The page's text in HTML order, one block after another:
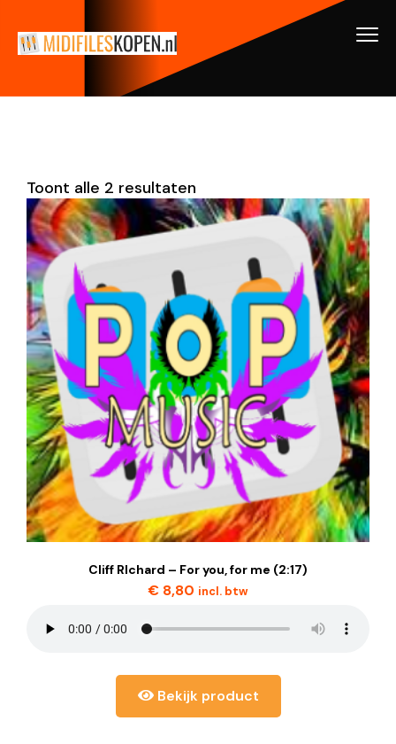
Toont alle 2 resultaten
Cliff RIchard – For you, for me (2:17)
€ 8,80 incl. btw
Bekijk product